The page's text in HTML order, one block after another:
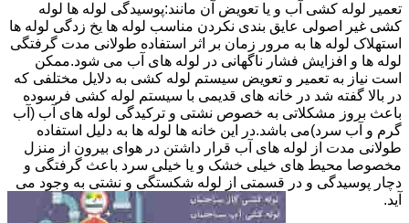
تعمیر لوله کشی آب و یا تعویض آن مانند:پوسیدگی لوله ها لوله
کشی غیر اصولی عایق بندی نکردن مناسب لوله ها یخ زدگی لوله ها
استهلاک لوله ها به مرور زمان بر اثر استفاده طولانی مدت گرفتگی
لوله ها و افزایش فشار ناگهانی در لوله های آب می شود.ممکن
است نیاز به تعمیر و تعویض سیستم لوله کشی به دلایل مختلفی که
در بالا گفته شد در خانه های قدیمی با سیستم لوله کشی فرسوده
باعث بروز مشکلاتی به خصوص نشتی و ترکیدگی لوله های آب (آب
گرم و آب سرد)می باشد.در این خانه ها لوله ها به دلیل استفاده
طولانی مدت از لوله های آب قرار داشتن در هوای بیرون از منزل
مخصوصا محیط های خیلی خشک و یا خیلی سرد باعث گرفتگی و
دچار پوسیدگی و در قسمتی از لوله شکستگی و نشتی به وجود می
آید.